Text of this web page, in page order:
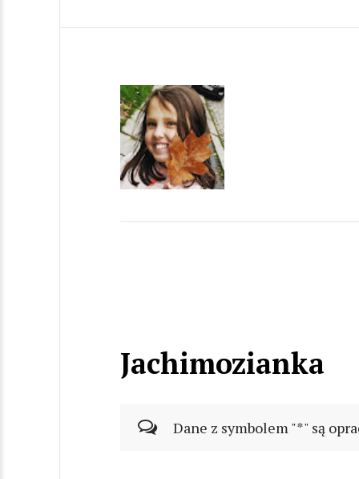
Jachimozianka
Dane z symbolem "*" są